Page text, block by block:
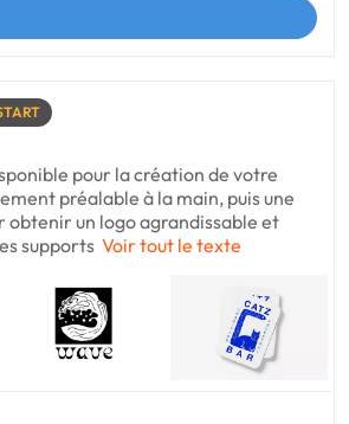
pour la création de votre
préalable à la main, puis une
un logo agrandissable et
supports Voir tout le texte